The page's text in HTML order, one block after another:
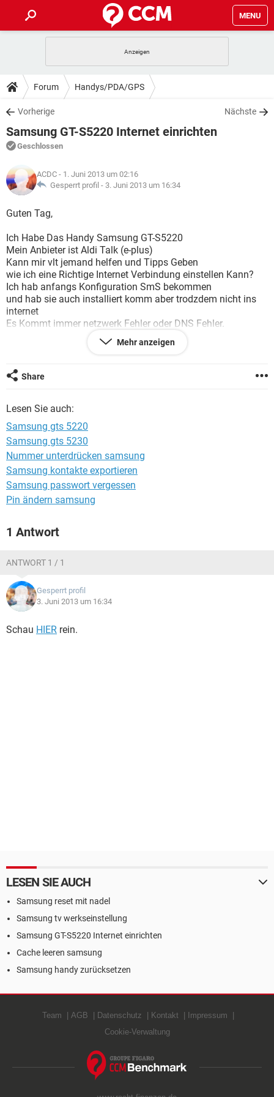
MENU
ANDROID IOS
WINDOWS 10
WHATSAPP TIKTOK
FACEBOOK
TIPPS & TRICKS
SPIELE STREAMING
WINDOWS 10
FACEBOOK HARDWARE
DOWNLOADS
SPIELE STREAMING
ANDROID
WINDOWS 10
WHATSAPP
FACEBOOK
FORUM
ANDROID IOS
FACEBOOK HARDWARE
LEXIKON
SPIELE
ANDROID
WINDOWS 10 INSTAGRAM
WHATSAPP TIKTOK
FACEBOOK HARDWARE
Forum Handys/PDA/GPS
Vorherige Nächste
Samsung GT-S5220 Internet einrichten
Geschlossen
ACDC - 1. Juni 2013 um 02:16
Gesperrt profil - 3. Juni 2013 um 16:34
Guten Tag,
Ich Habe Das Handy Samsung GT-S5220
Mein Anbieter ist Aldi Talk (e-plus)
Kann mir vlt jemand helfen und Tipps Geben
wie ich eine Richtige Internet Verbindung einstellen Kann?
Ich hab anfangs Konfiguration SmS bekommen
und hab sie auch installiert komm aber trodzdem nicht ins
internet
Es Kommt immer netzwerk Fehler oder DNS Fehler.
Währe echt Toll wenn mir jemand helfen könnte
Mehr anzeigen
Share
Lesen Sie auch:
Samsung gts 5220
Samsung gts 5230
Nummer unterdrücken samsung
Samsung kontakte exportieren
Samsung passwort vergessen
Pin ändern samsung
1 Antwort
ANTWORT 1 / 1
Gesperrt profil
3. Juni 2013 um 16:34
Schau HIER rein.
LESEN SIE AUCH
Samsung reset mit nadel
Samsung tv werkseinstellung
Samsung GT-S5220 Internet einrichten
Cache leeren samsung
Samsung handy zurücksetzen
Team AGB Datenschutz Kontakt
Impressum
Cookie-Verwaltung